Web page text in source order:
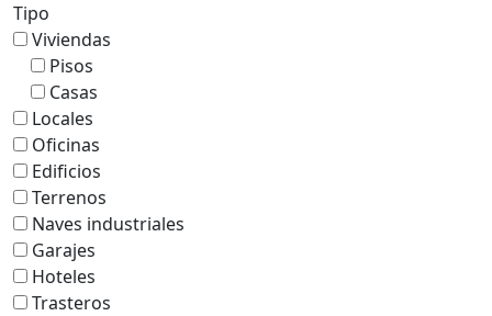
Tipo
Viviendas
Pisos
Casas
Locales
Oficinas
Edificios
Terrenos
Naves industriales
Garajes
Hoteles
Trasteros